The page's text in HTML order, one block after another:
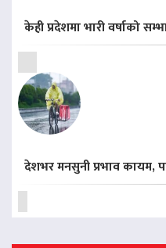
केही प्रदेशमा भारी वर्षाको
देशभर मनसुनी प्रभाव कायम,